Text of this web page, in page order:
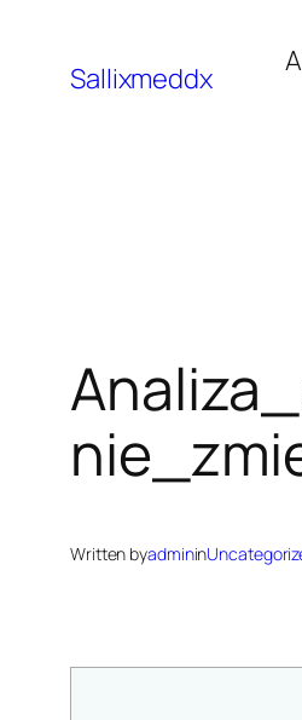
Sallixmeddx
Written byadminin